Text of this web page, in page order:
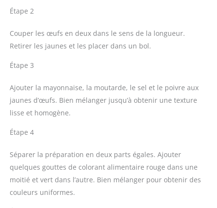
Étape 2
Couper les œufs en deux dans le sens de la longueur.
Retirer les jaunes et les placer dans un bol.
Étape 3
Ajouter la mayonnaise, la moutarde, le sel et le poivre aux
jaunes d’œufs. Bien mélanger jusqu’à obtenir une texture
lisse et homogène.
Étape 4
Séparer la préparation en deux parts égales. Ajouter
quelques gouttes de colorant alimentaire rouge dans une
moitié et vert dans l’autre. Bien mélanger pour obtenir des
couleurs uniformes.